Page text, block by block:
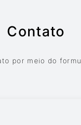
Contato
por meio do